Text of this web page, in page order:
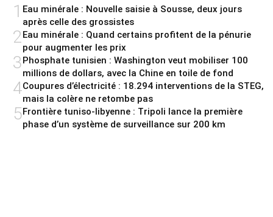
1 Eau minérale : Nouvelle saisie à Sousse, deux jours
après celle des grossistes
2Eau minérale : Quand certains profitent de la pénurie
pour augmenter les prix
3Phosphate tunisien : Washington veut mobiliser 100
millions de dollars, avec la Chine en toile de fond
4Coupures d’électricité : 18.294 interventions de la STEG,
mais la colère ne retombe pas
5Frontière tuniso-libyenne : Tripoli lance la première
phase d’un système de surveillance sur 200 km